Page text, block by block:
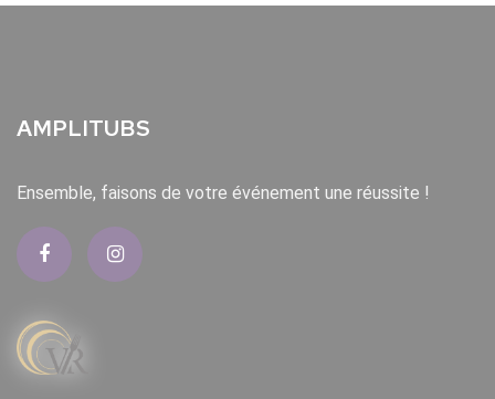
AMPLITUBS
Ensemble, faisons de votre événement une réussite !